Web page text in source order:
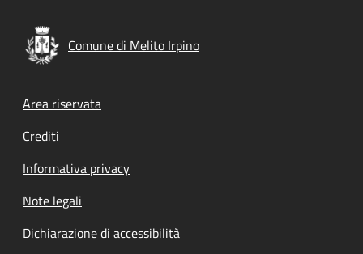
Comune di Melito Irpino
Footer menu
Area riservata
Crediti
Informativa privacy
Note legali
Dichiarazione di accessibilità